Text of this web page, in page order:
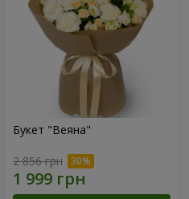
Букет "Веяна"
2 856 грн